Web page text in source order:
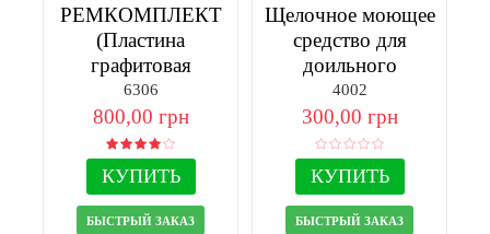
РЕМКОМПЛЕКТ
(Пластина
графитовая
70х45х5-4шт)
6306
800,00 грн
КУПИТЬ
БЫСТРЫЙ ЗАКАЗ
Щелочное моющее
средство для
доильного
оборудования
4002
300,00 грн
КУПИТЬ
БЫСТРЫЙ ЗАКАЗ